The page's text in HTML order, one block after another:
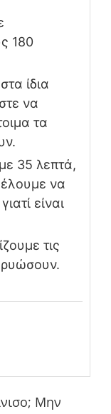
180
ίδια
να
τα
35 λεπτά,
να
είναι
τις
Μην